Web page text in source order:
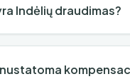
Indėlių draudimas?